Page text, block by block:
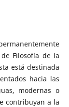
Filosofía de la
está destinada
hacia las
modernas o
contribuyan a la